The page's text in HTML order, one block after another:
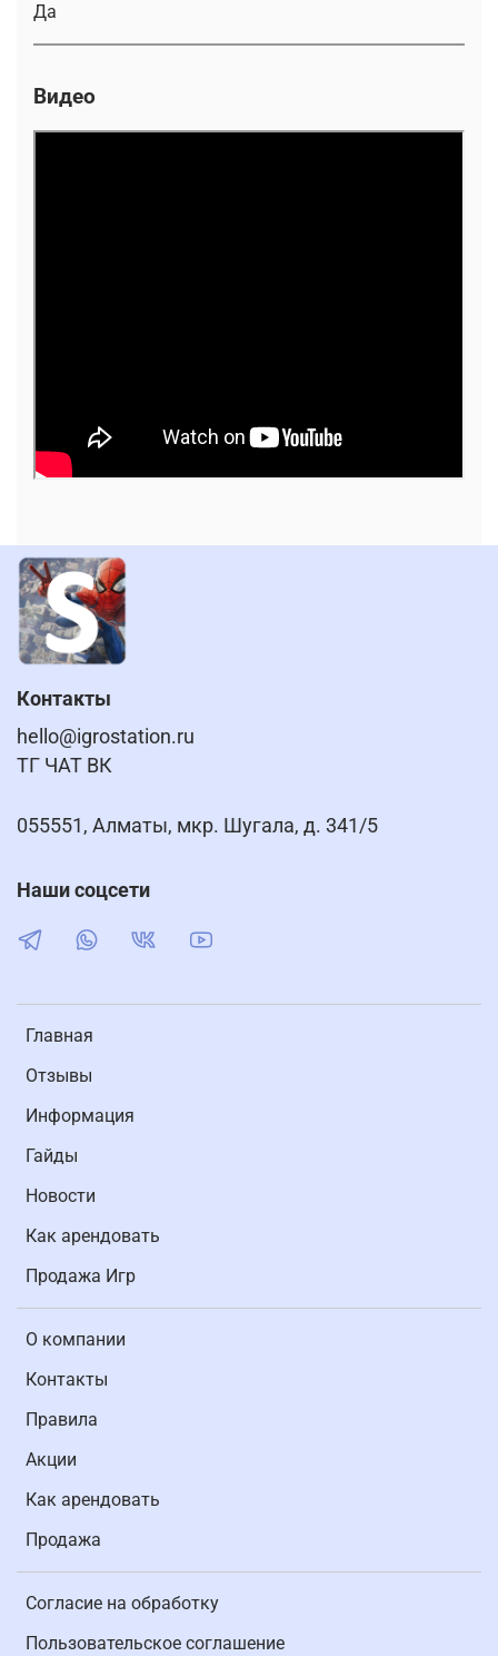
Да
Видео
Главная
Отзывы
Информация
Гайды
Новости
Как арендовать
Продажа Игр
О компании
Контакты
Правила
Акции
Как арендовать
Продажа
Согласие на обработку
Пользовательское соглашение
Контакты
hello@igrostation.ru
ТГ ЧАТ ВК
055551, Алматы, мкр. Шугала, д. 341/5
Наши соцсети